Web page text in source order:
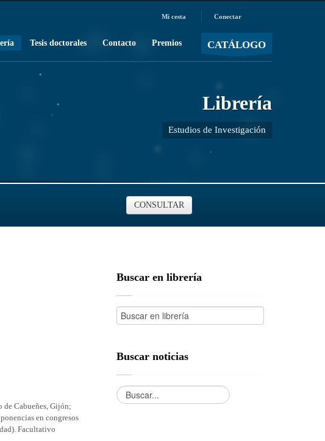
Conectar
Mi cesta
/ MOSTRAR CARRO
CATÁLOGO
Tesis doctorales Contacto Premios
Librería
Estudios de Investigación
CONSULTAR
Cabueñes, Gijón;
en congresos
Facultativo
Buscar en librería
Buscar noticias